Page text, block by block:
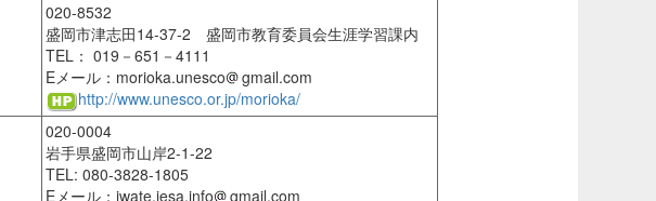
020-8532
盛岡市津志田14-37-2 盛岡市教育委員会生涯学習課内
TEL： 019－651－4111
Eメール：morioka.unesco
gmail.com
http://www.unesco.or.jp/morioka/
020-0004
岩手県盛岡市山岸2-1-22
TEL: 080-3828-1805
Eメール：iwate.iesa.info
gmail.com